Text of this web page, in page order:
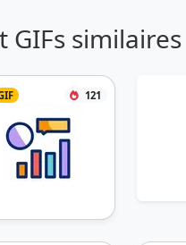
GIFs similaires
121